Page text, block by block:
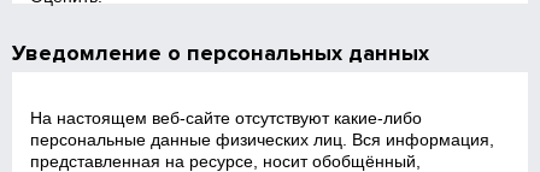
Уведомление о персональных данных
На настоящем веб‑сайте отсутствуют какие‑либо
персональные данные физических лиц. Вся информация,
представленная на ресурсе, носит обобщённый,